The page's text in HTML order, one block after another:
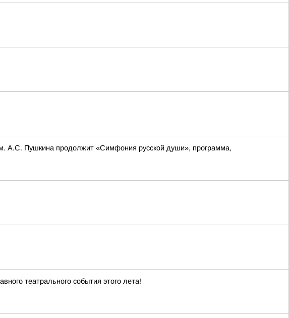
А.С. Пушкина продолжит «Симфония русской души», программа,
театрального события этого лета!